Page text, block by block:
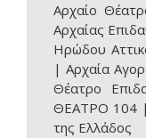
Αρχαίο
Αρχαίας
Ηρώδου
| Αρχαία
Θέατρο
ΘΕΑΤΡΟ 104 |
της Ελλάδος